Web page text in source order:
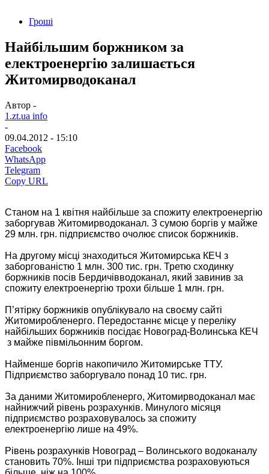
Гроші
Найбільшим боржником за
електроенергію залишається
Житомирводоканал
Автор -
1.zt.ua info
-
09.04.2012 - 15:10
Facebook
WhatsApp
Telegram
Copy URL
Станом на 1 квітня найбільше за спожиту електроенергію
заборгував Житомирводоканал. З сумою боргів у майже
29 млн. грн. підприємство очолює список боржників.
На другому місці знаходиться Житомирська КЕЧ з
заборгованістю 1 млн. 300 тис. грн. Третю сходинку
боржників посів Бердичівводоканал, який завинив за
спожиту електроенергію трохи більше 1 млн. грн.
П’ятірку боржників опублікувало на своєму сайті
Житомиробленерго. Передостаннє місце у переліку
найбільших боржників посідає Новоград-Волинська КЕЧ
з майже півмільонним боргом.
Найменше боргів накопичило Житомирське ТТУ.
Підприємство заборгувало понад 10 тис. грн.
За даними Житомиробленерго, Житомирводоканал має
найнижчий рівень розрахунків. Минулого місяця
підприємство розраховувалось за спожиту
електроенергію лише на 49%.
Рівень розрахунків Новоград – Волинського водоканалу
становить 70%. Інші три підприємства розраховуються